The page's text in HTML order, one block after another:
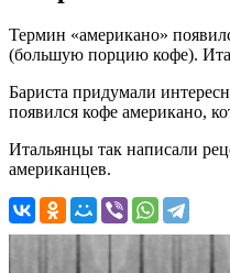
Термин «американо»
(большую порцию кофе).
Бариста придумали
появился кофе американо,
Итальянцы так написали
американцев.